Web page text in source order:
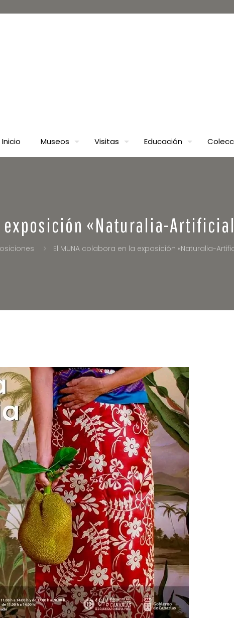
Inicio Museos Visitas Educación
exposición «Naturalia-
El MUNA colabora en la exposición «Naturalia-